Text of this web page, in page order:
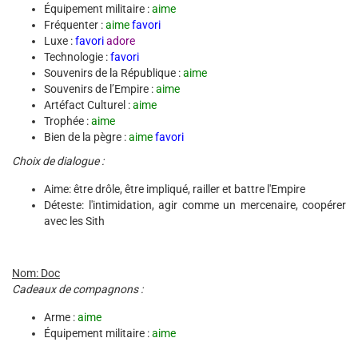
Équipement militaire :aime
Fréquenter :aimefavori
Luxe :favoriadore
Technologie :favori
Souvenirs de la République :aime
Souvenirs de l’Empire :aime
Artéfact Culturel :aime
Trophée :aime
Bien de la pègre :aimefavori
Choix de dialogue :
Aime: être drôle, être impliqué, railler et battre l'Empire
Déteste: l'intimidation, agir comme un mercenaire, coopérer
avec les Sith
Nom: Doc
Cadeaux de compagnons :
Arme :aime
Équipement militaire :aime